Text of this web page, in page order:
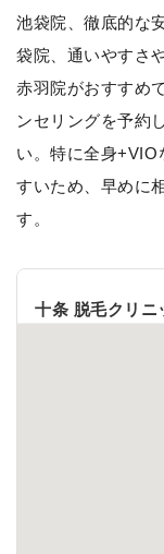
池袋院、徹底的な
袋院、通いやすさ
赤羽院がおすすめ
ンセリングを予約
い。特に全身+VIO
すいため、早めに
す。
十条 脱毛クリニ